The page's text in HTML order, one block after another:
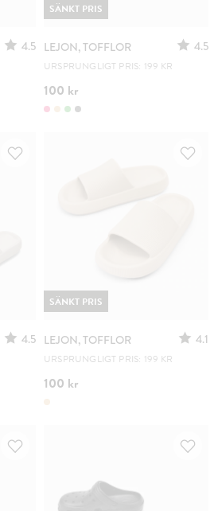
4.5 LEJON, TOFFLOR 4.5
URSPRUNGLIGT PRIS: 199 KR
100 kr
SÄNKT PRIS
4.5 LEJON, TOFFLOR 4.1
URSPRUNGLIGT PRIS: 199 KR
100 kr
SÄNKT PRIS